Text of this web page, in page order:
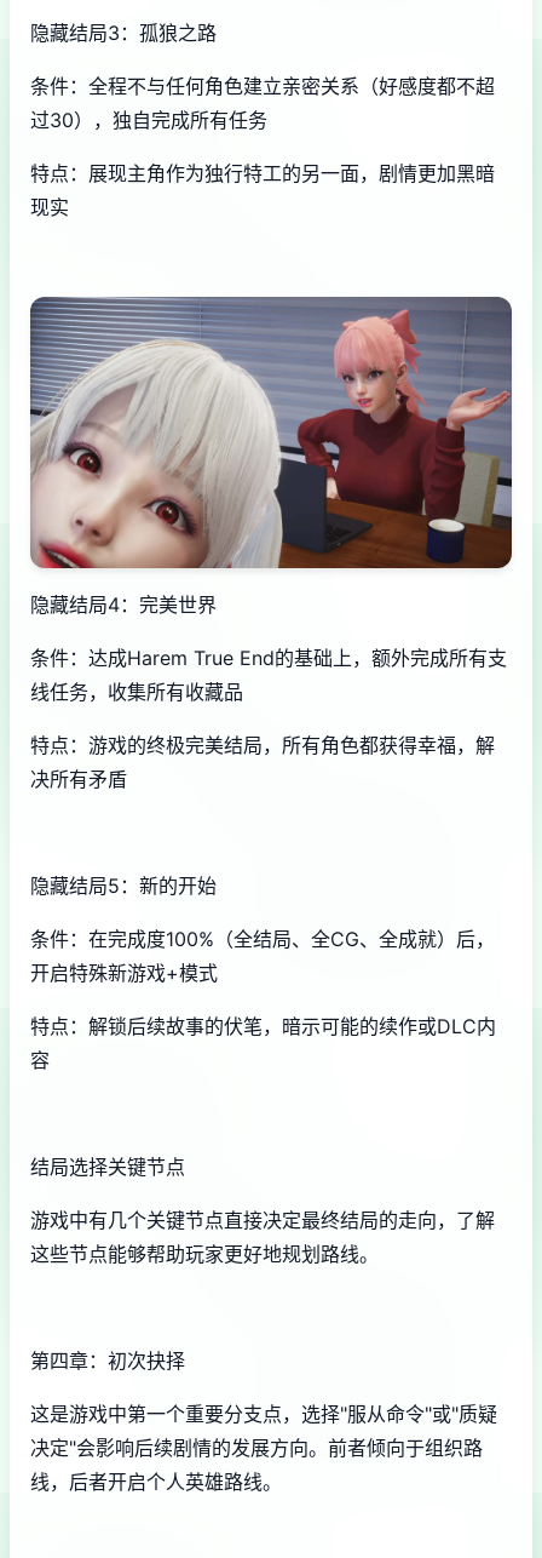
隐藏结局3：孤狼之路
条件：全程不与任何角色建立亲密关系（好感度都不超
过30），独自完成所有任务
特点：展现主角作为独行特工的另一面，剧情更加黑暗
现实
隐藏结局4：完美世界
条件：达成Harem True End的基础上，额外完成所有支
线任务，收集所有收藏品
特点：游戏的终极完美结局，所有角色都获得幸福，解
决所有矛盾
隐藏结局5：新的开始
条件：在完成度100%（全结局、全CG、全成就）后，
开启特殊新游戏+模式
特点：解锁后续故事的伏笔，暗示可能的续作或DLC内
容
结局选择关键节点
游戏中有几个关键节点直接决定最终结局的走向，了解
这些节点能够帮助玩家更好地规划路线。
第四章：初次抉择
这是游戏中第一个重要分支点，选择"服从命令"或"质疑
决定"会影响后续剧情的发展方向。前者倾向于组织路
线，后者开启个人英雄路线。